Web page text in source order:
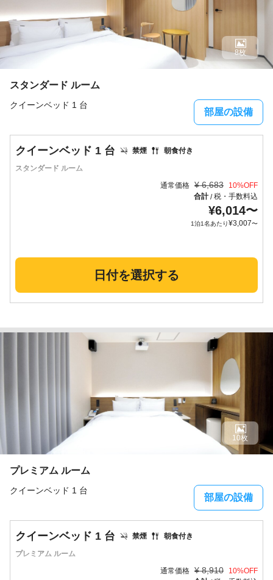
スタンダード ルーム
クイーンベッド 1 台
部屋の設備
8枚
スタンダード ルーム
禁煙 朝食付き
クイーンベッド 1 台
通常価格 ¥ 6,683 10%OFF
合計/税・手数料込
¥6,014〜
1泊1名あたり¥3,007〜
日付を選択する
プレミアム ルーム
クイーンベッド 1 台
部屋の設備
10枚
プレミアム ルーム
禁煙 朝食付き
クイーンベッド 1 台
通常価格 ¥ 8,910 10%OFF